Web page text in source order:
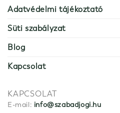
Adatvédelmi tájékoztató
Süti szabályzat
Blog
Kapcsolat
KAPCSOLAT
E-mail: info@szabadjogi.hu